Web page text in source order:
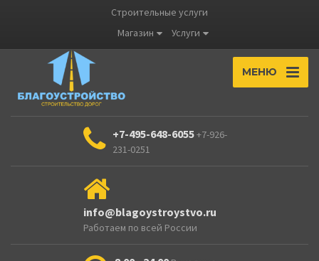
Строительные услуги
Магазин
Услуги
МЕНЮ
+7-495-648-6055+7-926-
231-0251
info@blagoystroystvo.ru
Работаем по всей России